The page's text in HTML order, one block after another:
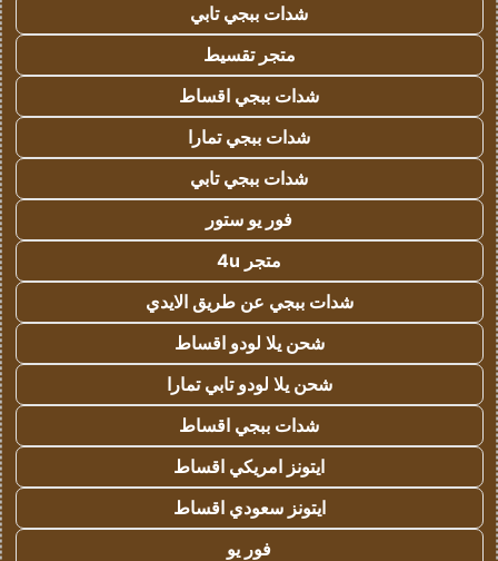
شدات ببجي تابي
متجر تقسيط
شدات ببجي اقساط
شدات ببجي تمارا
شدات ببجي تابي
فور يو ستور
متجر 4u
شدات ببجي عن طريق الايدي
شحن يلا لودو اقساط
شحن يلا لودو تابي تمارا
شدات ببجي اقساط
ايتونز امريكي اقساط
ايتونز سعودي اقساط
فور يو